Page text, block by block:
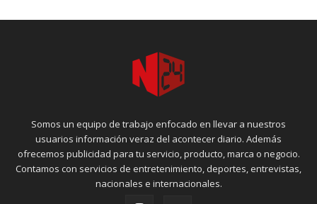
Somos un equipo de trabajo enfocado en llevar a nuestros
usuarios información veraz del acontecer diario. Además
ofrecemos publicidad para tu servicio, producto, marca o negocio.
Contamos con servicios de entretenimiento, deportes, entrevistas,
nacionales e internacionales.